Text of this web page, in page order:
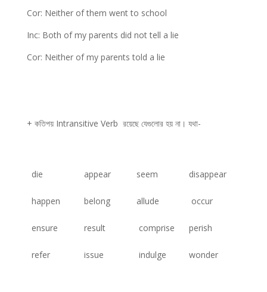
Cor: Neither of them went to school
Inc: Both of my parents did not tell a lie
Cor: Neither of my parents told a lie
+ কতিপয় Intransitive Verb রয়েছে যেগুলোর হয় না। যথা-
die appear seem disappear
happen belong allude occur
ensure result comprise perish
refer issue indulge wonder